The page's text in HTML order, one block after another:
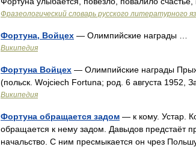
Фразеологический словарь русского литературного
Фортуна, Войцех — Олимпийские награды …
Википедия
Фортуна Войцех — Олимпийские награды
(польск. Wojciech Fortuna; род. 6 августа 1952,
Википедия
Фортуна обращается задом — к кому. Устар.
обращается к нему задом. Давыдов предстаёт
начальство. С ним пресмыкается он чрез